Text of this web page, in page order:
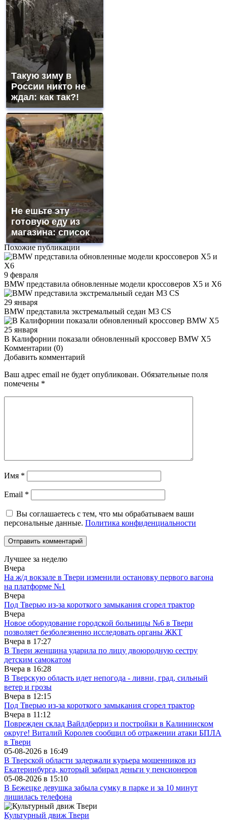
Такую зиму в
России никто не
ждал: как так?!
Не ешьте эту
готовую еду из
магазина: список
Похожие публикации
9 февраля
BMW представила обновленные модели кроссоверов X5 и X6
29 января
BMW представила экстремальный седан M3 CS
25 января
В Калифорнии показали обновленный кроссовер BMW X5
Комментарии (0)
Добавить комментарий
Ваш адрес email не будет опубликован. Обязательные поля
помечены *
Имя *
Email *
Вы соглашаетесь с тем, что мы обрабатываем ваши
персональные данные. Политика конфиденциальности
Лучшее за неделю
Вчера
На ж/д вокзале в Твери изменили остановку первого вагона
на платформе №1
Вчера
Под Тверью из-за короткого замыкания сгорел трактор
Вчера
Новое оборудование городской больницы №6 в Твери
позволяет безболезненно исследовать органы ЖКТ
Вчера в 17:27
В Твери женщина ударила по лицу двоюродную сестру
детским самокатом
Вчера в 16:28
В Тверскую область идет непогода - ливни, град, сильный
ветер и грозы
Вчера в 12:15
Под Тверью из-за короткого замыкания сгорел трактор
Вчера в 11:12
Поврежден склад Вайлдберриз и постройки в Калининском
округе! Виталий Королев сообщил об отражении атаки БПЛА
в Твери
05-08-2026 в 16:49
В Тверской области задержали курьера мошенников из
Екатеринбурга, который забирал деньги у пенсионеров
05-08-2026 в 15:10
В Бежецке девушка забыла сумку в парке и за 10 минут
лишилась телефона
Культурный движ Твери